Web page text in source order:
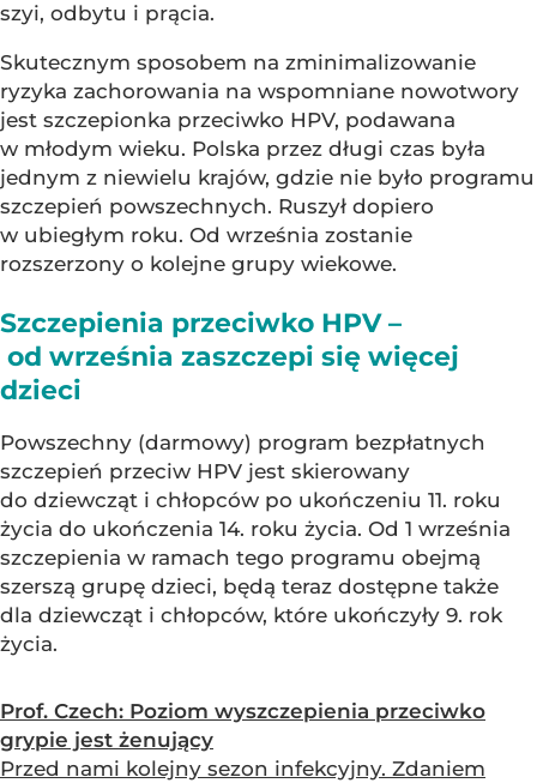
szyi, odbytu i prącia.
Skutecznym sposobem na zminimalizowanie
ryzyka zachorowania na wspomniane nowotwory
jest szczepionka przeciwko HPV, podawana
w młodym wieku. Polska przez długi czas była
jednym z niewielu krajów, gdzie nie było programu
szczepień powszechnych. Ruszył dopiero
w ubiegłym roku. Od września zostanie
rozszerzony o kolejne grupy wiekowe.
Szczepienia przeciwko HPV –
od września zaszczepi się więcej
dzieci
Powszechny (darmowy) program bezpłatnych
szczepień przeciw HPV jest skierowany
do dziewcząt i chłopców po ukończeniu 11. roku
życia do ukończenia 14. roku życia. Od 1 września
szczepienia w ramach tego programu obejmą
szerszą grupę dzieci, będą teraz dostępne także
dla dziewcząt i chłopców, które ukończyły 9. rok
życia.
Prof. Czech: Poziom wyszczepienia przeciwko
grypie jest żenujący
Przed nami kolejny sezon infekcyjny. Zdaniem